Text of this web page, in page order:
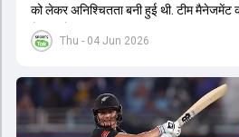
Thu - 04 Jun 2026
को लेकर अनिश्चितता बनी हुई थी. टीम मैनेजमेंट
फैसला लेना था.